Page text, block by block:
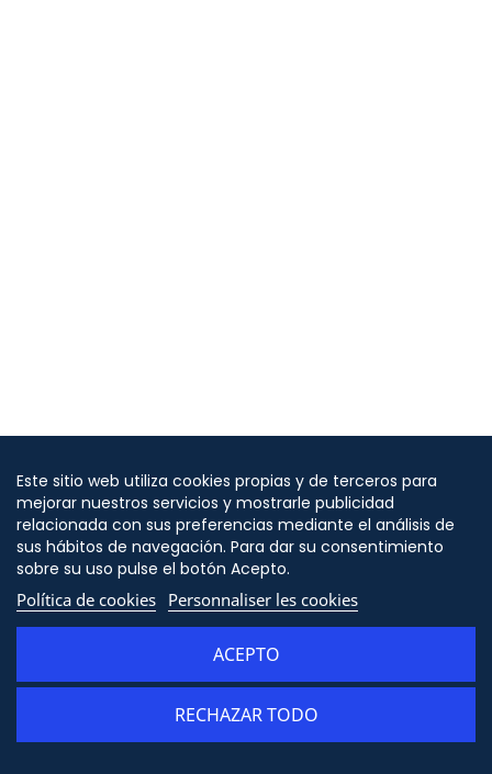
ADD TO CART
Este sitio web utiliza cookies propias y de terceros para
mejorar nuestros servicios y mostrarle publicidad
relacionada con sus preferencias mediante el análisis de
sus hábitos de navegación. Para dar su consentimiento
sobre su uso pulse el botón Acepto.
Política de cookies Personnaliser les cookies
RECHAZAR TODO
ACEPTO